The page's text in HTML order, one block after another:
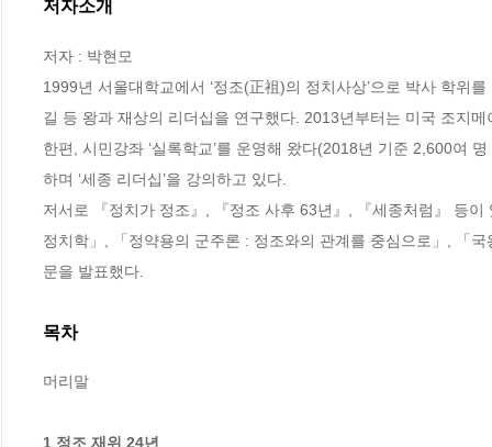
저자소개
저자 : 박현모
1999년 서울대학교에서 ‘정조(正祖)의 정치사상’으로 박사 학위
길 등 왕과 재상의 리더십을 연구했다. 2013년부터는 미국 조지메
한편, 시민강좌 ‘실록학교’를 운영해 왔다(2018년 기준 2,600여
하며 ‘세종 리더십’을 강의하고 있다.
저서로 『정치가 정조』, 『정조 사후 63년』, 『세종처럼』 등
정치학」, 「정약용의 군주론 : 정조와의 관계를 중심으로」, 「
문을 발표했다.
목차
머리말
1 정조 재위 24년